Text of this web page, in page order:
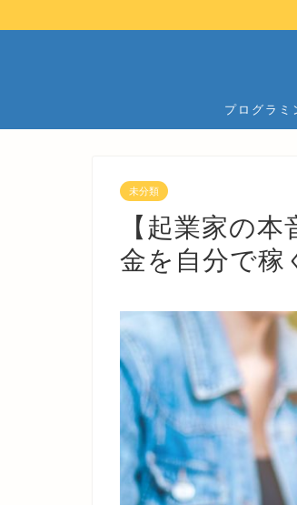
プログラミ
未分類
【起業家の
金を自分で稼